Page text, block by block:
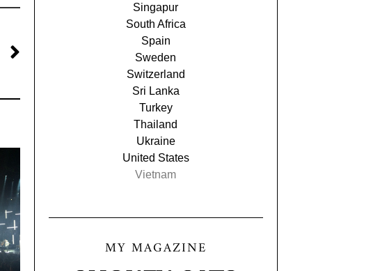
Singapur
South Africa
Spain
Sweden
Switzerland
Sri Lanka
Turkey
Thailand
Ukraine
United States
Vietnam
MY MAGAZINE